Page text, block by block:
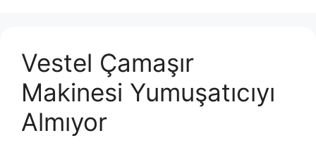
Vestel Çamaşır
Makinesi Yumuşatıcıyı
Almıyor